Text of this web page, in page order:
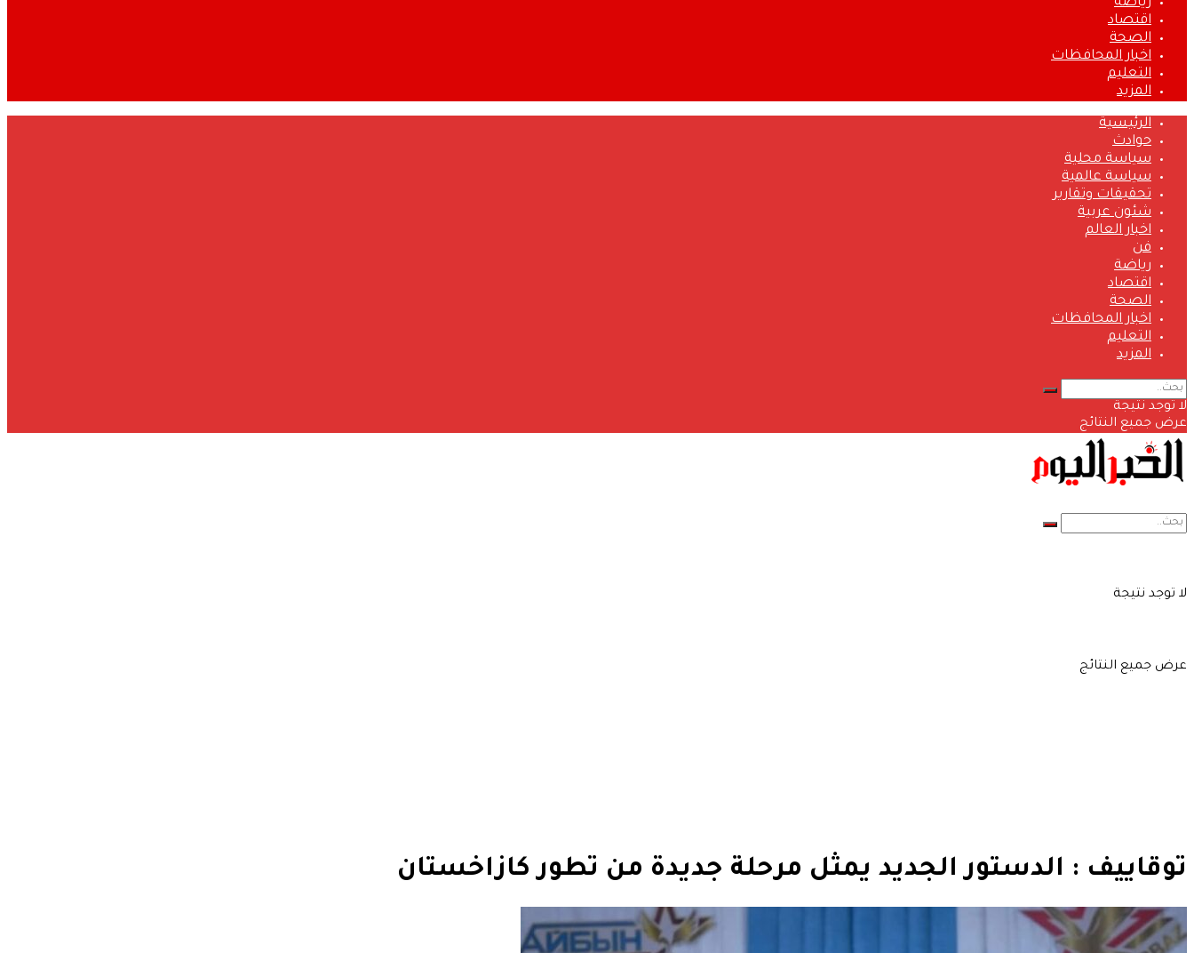
رياضة
اقتصاد
الصحة
اخبار المحافظات
التعليم
المزيد
الرئيسية
حوادث
سياسة محلية
سياسة عالمية
تحقيقات وتقارير
شئون عربية
اخبار العالم
فن
رياضة
اقتصاد
الصحة
اخبار المحافظات
التعليم
المزيد
لا توجد نتيجة
عرض جميع النتائج
لا توجد نتيجة
عرض جميع النتائج
توقاييف : الدستور الجديد يمثل مرحلة جديدة من تطور كازاخستان